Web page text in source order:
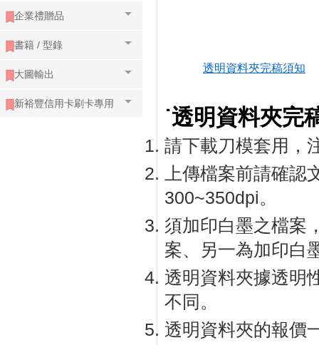
企業禮贈品
書籍 / 型錄
大圖輸出
新裕豐信用卡刷卡專用
透明資料夾完稿須知
˙透明資料夾完
請下載刀模套用，
上傳檔案前請確
300~350dpi。
須加印白墨之檔案
案、另一為加印白
透明資料夾據透明
不同。
透明資料夾的報價